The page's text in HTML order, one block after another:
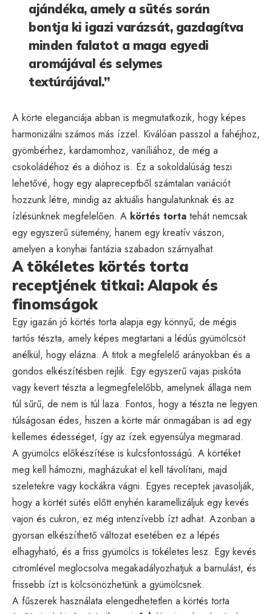
ajándéka, amely a sütés során
bontja ki igazi varázsát, gazdagítva
minden falatot a maga egyedi
aromájával és selymes
textúrájával.”
A körte eleganciája abban is megmutatkozik, hogy képes
harmonizálni számos más ízzel. Kiválóan passzol a fahéjhoz,
gyömbérhez, kardamomhoz, vaníliához, de még a
csokoládéhoz és a dióhoz is. Ez a sokoldalúság teszi
lehetővé, hogy egy alapreceptből számtalan variációt
hozzunk létre, mindig az aktuális hangulatunknak és az
ízlésünknek megfelelően. A körtés torta tehát nemcsak
egy egyszerű sütemény, hanem egy kreatív vászon,
amelyen a konyhai fantázia szabadon szárnyalhat.
A tökéletes körtés torta
receptjének titkai: Alapok és
finomságok
Egy igazán jó körtés torta alapja egy könnyű, de mégis
tartós tészta, amely képes megtartani a lédús gyümölcsöt
anélkül, hogy elázna. A titok a megfelelő arányokban és a
gondos elkészítésben rejlik. Egy egyszerű vajas piskóta
vagy kevert tészta a legmegfelelőbb, amelynek állaga nem
túl sűrű, de nem is túl laza. Fontos, hogy a tészta ne legyen
túlságosan édes, hiszen a körte már önmagában is ad egy
kellemes édességet, így az ízek egyensúlya megmarad.
A gyümölcs előkészítése is kulcsfontosságú. A körtéket
meg kell hámozni, magházukat el kell távolítani, majd
szeletekre vagy kockákra vágni. Egyes receptek javasolják,
hogy a körtét sütés előtt enyhén karamellizáljuk egy kevés
vajon és cukron, ez még intenzívebb ízt adhat. Azonban a
gyorsan elkészíthető változat esetében ez a lépés
elhagyható, és a friss gyümölcs is tökéletes lesz. Egy kevés
citromlével meglocsolva megakadályozhatjuk a barnulást, és
frissebb ízt is kölcsönözhetünk a gyümölcsnek.
A fűszerek használata elengedhetetlen a körtés torta